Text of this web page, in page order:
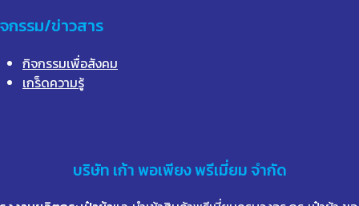
กรรม/ข่าวสาร
กิจกรรมเพื่อสังคม
เกร็ดความรู้
บริษัท เก้าพอเพียง พรีเมี่ยม จำกัด